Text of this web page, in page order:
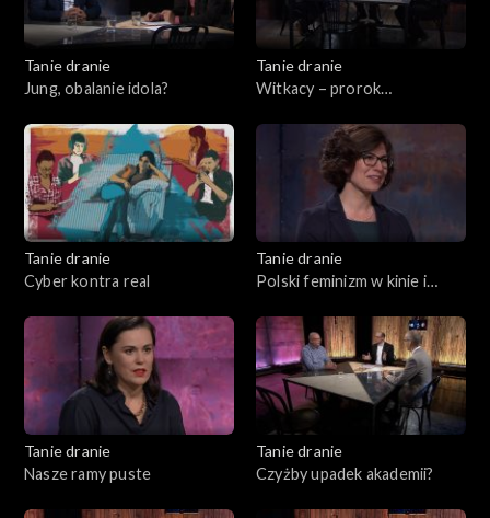
Tanie dranie
Jung, obalanie idola?
Tanie dranie
Witkacy – prorok
Tanie dranie
Cyber kontra real
Tanie dranie
Polski feminizm w kinie i
Tanie dranie
Nasze ramy puste
Tanie dranie
Czyżby upadek akademii?